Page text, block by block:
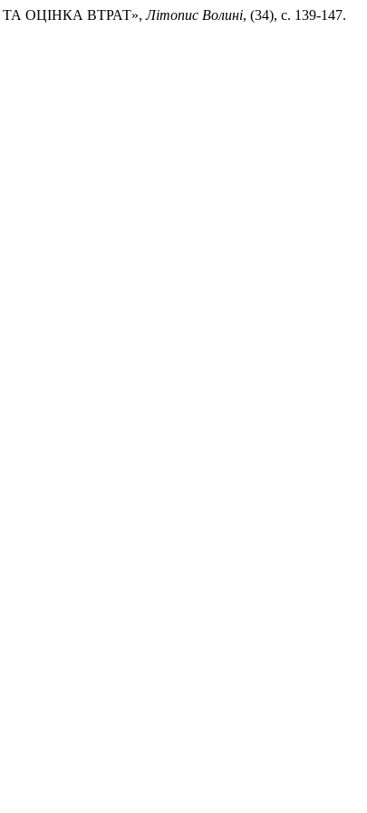
ТА ОЦІНКА ВТРАТ»,Літопис Волині, (34), с. 139-147.